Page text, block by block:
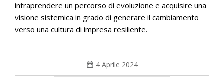
intraprendere un percorso di evoluzione e acquisire una
visione sistemica in grado di generare il cambiamento
verso una cultura di impresa resiliente.
calendar_month 4 Aprile 2024